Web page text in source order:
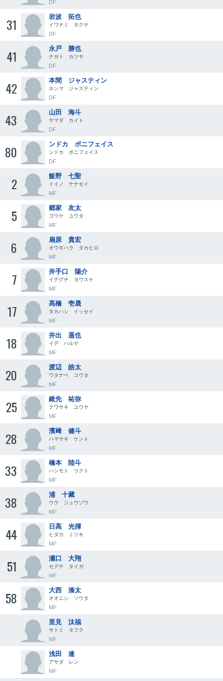
DF
31 岩波 拓也
イワナミ タクヤ
DF
41 永戸 勝也
ナガト カツヤ
DF
42 本間 ジャスティン
ホンマ ジャスティン
DF
43 山田 海斗
ヤマダ カイト
DF
80 ンドカ ボニフェイス
ンドカ ボニフェイス
DF
2 飯野 七聖
イイノ ナナセイ
MF
5 郷家 友太
ゴウケ ユウタ
MF
6 扇原 貴宏
オウギハラ タカヒロ
MF
7 井手口 陽介
イデグチ ヨウスケ
MF
17 髙橋 壱晟
タカハシ イッセイ
MF
18 井出 遥也
イデ ハルヤ
MF
20 渡辺 皓太
ワタナベ コウタ
MF
25 鍬先 祐弥
クワサキ ユウヤ
MF
28 濱﨑 健斗
ハマサキ ケント
MF
33 橋本 陸斗
ハシモト リクト
MF
38 浦 十藏
ウラ ジュウゾウ
MF
44 日髙 光揮
ヒダカ ミツキ
MF
51 瀬口 大翔
セグチ タイガ
MF
58 大西 湊太
オオニシ ソウタ
MF
里見 汰福
サトミ タフク
MF
浅田 連
アサダ レン
MF